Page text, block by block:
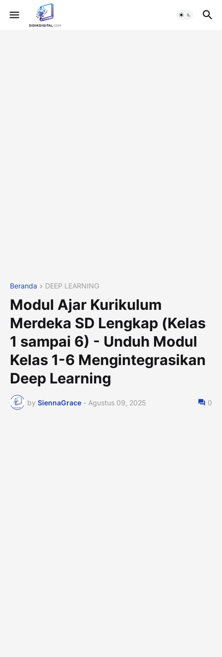
Beranda DEEP LEARNING
Modul Ajar Kurikulum
Merdeka SD Lengkap (Kelas
1 sampai 6) - Unduh Modul
Kelas 1-6 Mengintegrasikan
Deep Learning
by SiennaGrace - Agustus 09, 2025 0